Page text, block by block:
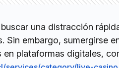
una distracción
Sin embargo, sumergirse
plataformas digitales,